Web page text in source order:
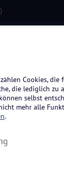
)
Cookies,
die lediglich zu
selbst
mehr alle
.